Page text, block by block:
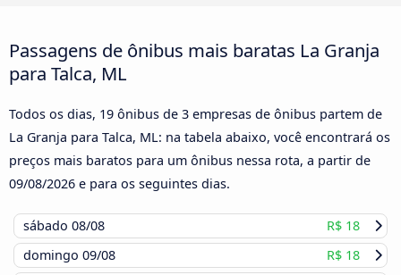
Passagens de ônibus mais baratas La Granja
para Talca, ML
Todos os dias, 19 ônibus de 3 empresas de ônibus partem de
La Granja para Talca, ML: na tabela abaixo, você encontrará os
preços mais baratos para um ônibus nessa rota, a partir de
09/08/2026 e para os seguintes dias.
sábado 08/08
R$ 18
domingo 09/08
R$ 18